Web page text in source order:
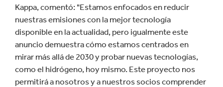
Kappa, comentó: "Estamos enfocados en reducir
nuestras emisiones con la mejor tecnología
disponible en la actualidad, pero igualmente este
anuncio demuestra cómo estamos centrados en
mirar más allá de 2030 y probar nuevas tecnologías,
como el hidrógeno, hoy mismo. Este proyecto nos
permitirá a nosotros y a nuestros socios comprender